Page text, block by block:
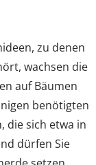
zu denen
wachsen die
auf Bäumen
benötigten
die sich etwa in
dürfen Sie